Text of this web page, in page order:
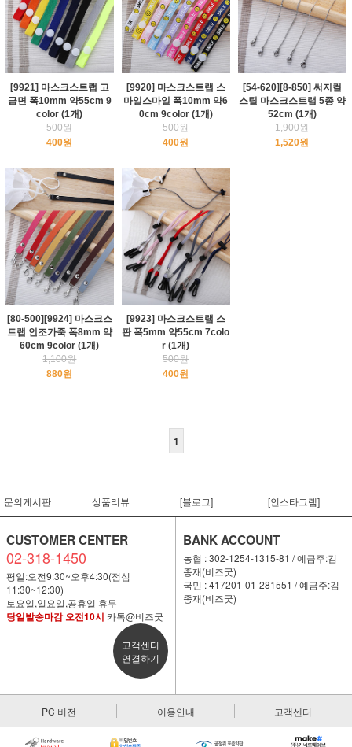
[9921] 마스크스트랩 고
급면 폭10mm 약55cm 9
color (1개)
500원
400원
[9920] 마스크스트랩 스
마일스마일 폭10mm 약6
0cm 9color (1개)
500원
400원
[54-620][8-850] 써지컬
스틸 마스크스트랩 5종 약
52cm (1개)
1,900원
1,520원
[80-500][9924] 마스크스
트랩 인조가죽 폭8mm 약
60cm 9color (1개)
1,100원
880원
[9923] 마스크스트랩 스
판 폭5mm 약55cm 7colo
r (1개)
500원
400원
1
문의게시판 상품리뷰 [블로그] [인스타그램]
CUSTOMER CENTER
02-318-1450
평일:오전9:30~오후4:30(점심
11:30~12:30)
토요일,일요일,공휴일 휴무
당일발송마감 오전10시 카톡@비즈굿
고객센터
연결하기
BANK ACCOUNT
농협 : 302-1254-1315-81 / 예금주:김
종재(비즈굿)
국민 : 417201-01-281551 / 예금주:김
종재(비즈굿)
PC 버전 이용안내 고객센터